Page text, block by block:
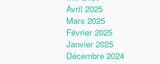
Avril 2025
Mars 2025
Février 2025
Janvier 2025
Décembre 2024